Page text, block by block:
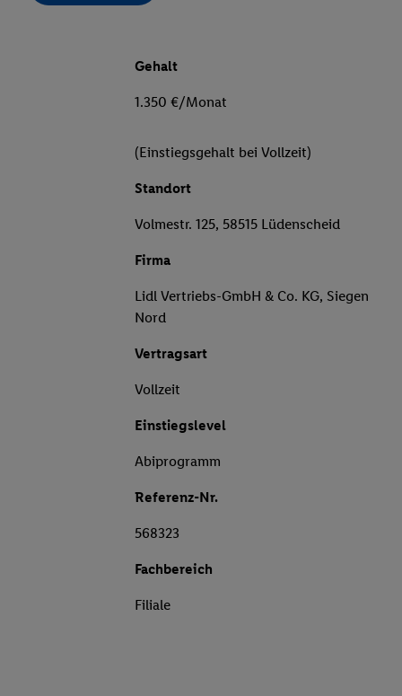
Gehalt
1.350 €/Monat
(Einstiegsgehalt bei Vollzeit)
Standort
Volmestr. 125, 58515 Lüdenscheid
Firma
Lidl Vertriebs-GmbH & Co. KG, Siegen
Nord
Vertragsart
Vollzeit
Einstiegslevel
Abiprogramm
Referenz-Nr.
568323
Fachbereich
Filiale